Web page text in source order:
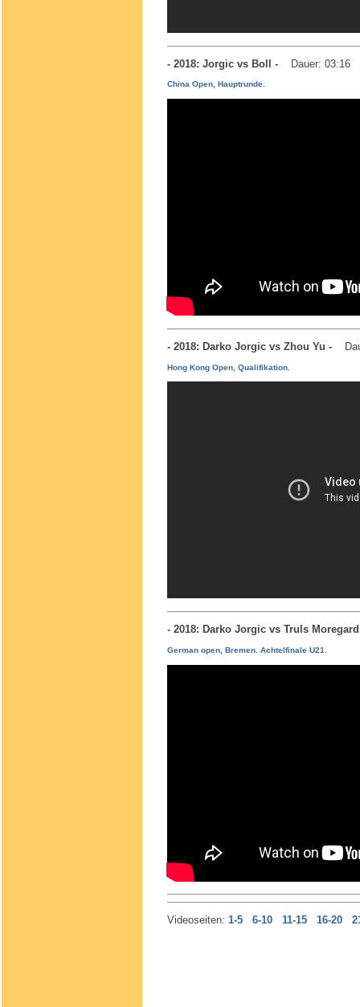
- 2018: Jorgic vs Boll - Dauer: 03:16
China Open, Hauptrunde.
- 2018: Darko Jorgic vs Zhou Yu -
Hong Kong Open, Qualifikation.
- 2018: Darko Jorgic vs Truls
German open, Bremen. Achtelfinale U21.
Videoseiten: 1-5 6-10 11-15 16-20